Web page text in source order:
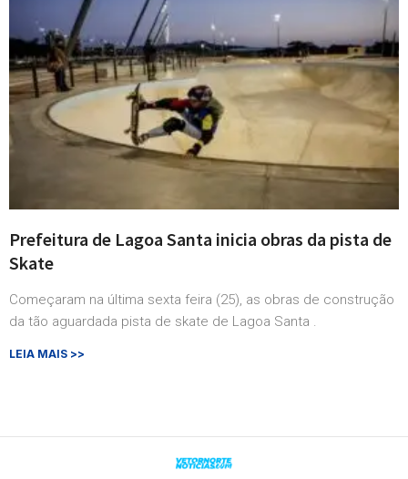
Prefeitura de Lagoa Santa inicia obras da pista de
Skate
Começaram na última sexta feira (25), as obras de construção
da tão aguardada pista de skate de Lagoa Santa .
LEIA MAIS >>